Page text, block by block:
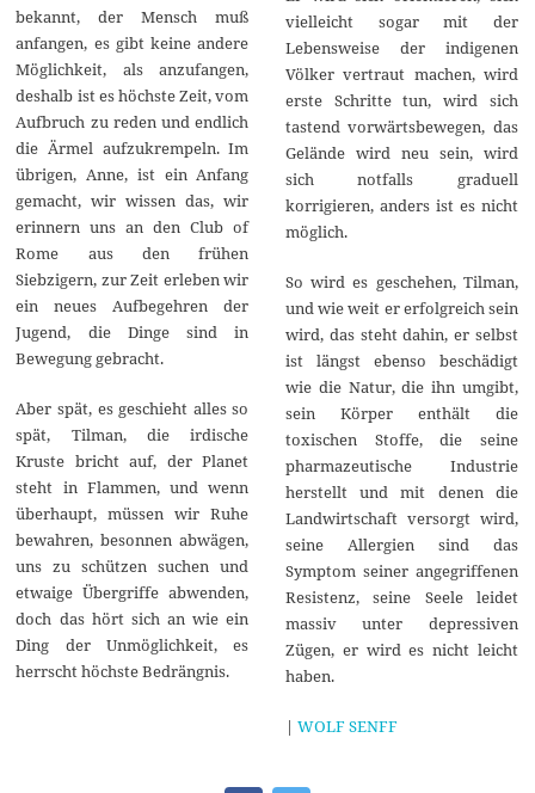
bekannt, der Mensch muß
anfangen, es gibt keine andere
Möglichkeit, als anzufangen,
deshalb ist es höchste Zeit, vom
Aufbruch zu reden und endlich
die Ärmel aufzukrempeln. Im
übrigen, Anne, ist ein Anfang
gemacht, wir wissen das, wir
erinnern uns an den Club of
Rome aus den frühen
Siebzigern, zur Zeit erleben wir
ein neues Aufbegehren der
Jugend, die Dinge sind in
Bewegung gebracht.
Aber spät, es geschieht alles so
spät, Tilman, die irdische
Kruste bricht auf, der Planet
steht in Flammen, und wenn
überhaupt, müssen wir Ruhe
bewahren, besonnen abwägen,
uns zu schützen suchen und
etwaige Übergriffe abwenden,
doch das hört sich an wie ein
Ding der Unmöglichkeit, es
herrscht höchste Bedrängnis.
vielleicht sogar mit der
Lebensweise der indigenen
Völker vertraut machen, wird
erste Schritte tun, wird sich
tastend vorwärtsbewegen, das
Gelände wird neu sein, wird
sich notfalls graduell
korrigieren, anders ist es nicht
möglich.
So wird es geschehen, Tilman,
und wie weit er erfolgreich sein
wird, das steht dahin, er selbst
ist längst ebenso beschädigt
wie die Natur, die ihn umgibt,
sein Körper enthält die
toxischen Stoffe, die seine
pharmazeutische Industrie
herstellt und mit denen die
Landwirtschaft versorgt wird,
seine Allergien sind das
Symptom seiner angegriffenen
Resistenz, seine Seele leidet
massiv unter depressiven
Zügen, er wird es nicht leicht
haben.
| WOLF SENFF